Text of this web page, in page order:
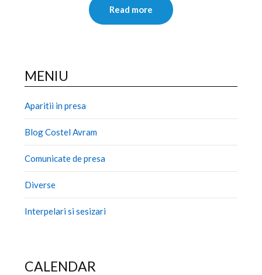
Read more
MENIU
Aparitii in presa
Blog Costel Avram
Comunicate de presa
Diverse
Interpelari si sesizari
CALENDAR